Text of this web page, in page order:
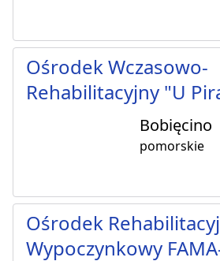
Ośrodek Wczasowo-
Rehabilitacyjny "U
Bobięcino
pomorskie
Ośrodek
Wypoczynkowy